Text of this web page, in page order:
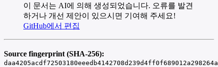
이 문서는 AI에 의해 생성되었습니다. 오류를 발견
하거나 개선 제안이 있으시면 기여해 주세요!
GitHub에서 편집
Source fingerprint (SHA-256):